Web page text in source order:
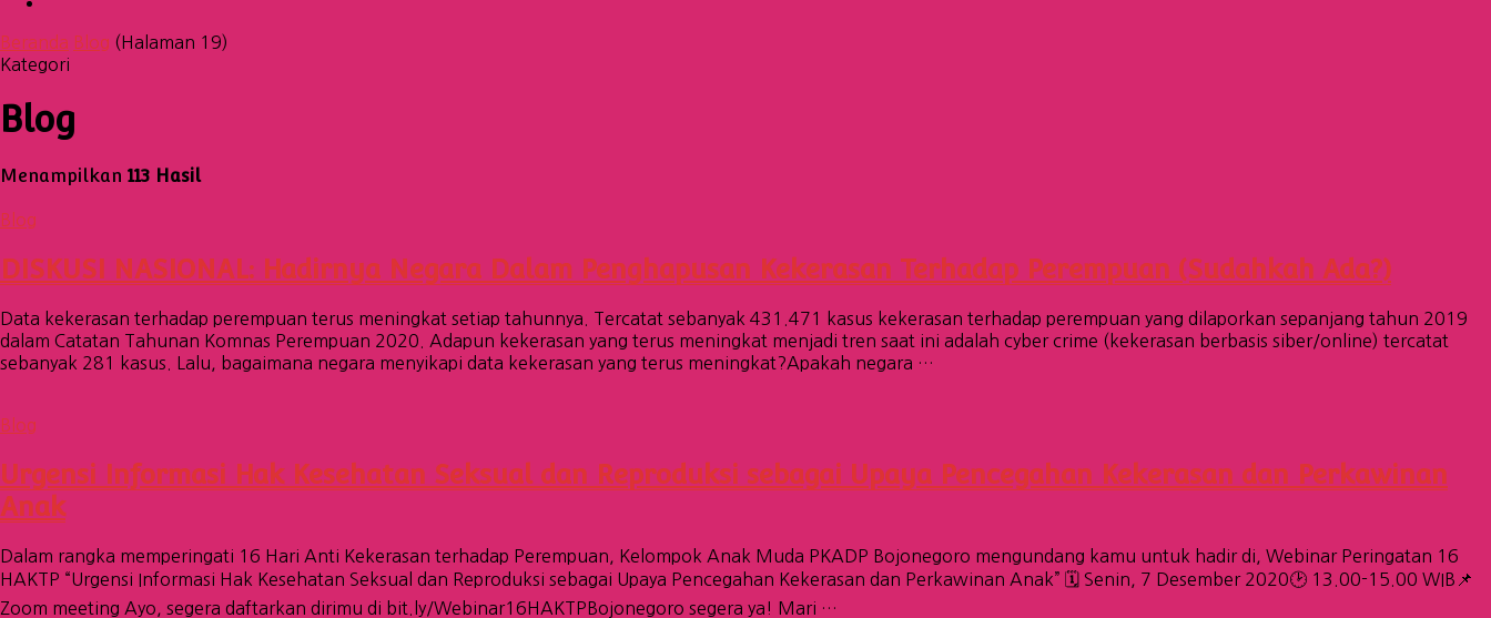
Beranda Blog (Halaman 19)
Kategori
Blog
Menampilkan 113 Hasil
Blog
DISKUSI NASIONAL: Hadirnya Negara Dalam Penghapusan Kekerasan Terhadap Perempuan (Sudahkah Ada?)
Data kekerasan terhadap perempuan terus meningkat setiap tahunnya. Tercatat sebanyak 431.471 kasus kekerasan terhadap perempuan yang dilaporkan sepanjang tahun 2019
dalam Catatan Tahunan Komnas Perempuan 2020. Adapun kekerasan yang terus meningkat menjadi tren saat ini adalah cyber crime (kekerasan berbasis siber/online) tercatat
sebanyak 281 kasus. Lalu, bagaimana negara menyikapi data kekerasan yang terus meningkat?Apakah negara …
Blog
Urgensi Informasi Hak Kesehatan Seksual dan Reproduksi sebagai Upaya Pencegahan Kekerasan dan Perkawinan
Anak
Dalam rangka memperingati 16 Hari Anti Kekerasan terhadap Perempuan, Kelompok Anak Muda PKADP Bojonegoro mengundang kamu untuk hadir di, Webinar Peringatan 16
HAKTP “Urgensi Informasi Hak Kesehatan Seksual dan Reproduksi sebagai Upaya Pencegahan Kekerasan dan Perkawinan Anak” 🗓️ Senin, 7 Desember 2020🕑 13.00-15.00 WIB📌
Zoom meeting Ayo, segera daftarkan dirimu di bit.ly/Webinar16HAKTPBojonegoro segera ya! Mari …